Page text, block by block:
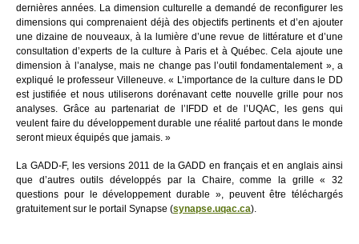
dernières années. La dimension culturelle a demandé de reconfigurer les
dimensions qui comprenaient déjà des objectifs pertinents et d’en ajouter
une dizaine de nouveaux, à la lumière d’une revue de littérature et d’une
consultation d’experts de la culture à Paris et à Québec. Cela ajoute une
dimension à l’analyse, mais ne change pas l’outil fondamentalement », a
expliqué le professeur Villeneuve. « L’importance de la culture dans le DD
est justifiée et nous utiliserons dorénavant cette nouvelle grille pour nos
analyses. Grâce au partenariat de l’IFDD et de l’UQAC, les gens qui
veulent faire du développement durable une réalité partout dans le monde
seront mieux équipés que jamais. »
La GADD-F, les versions 2011 de la GADD en français et en anglais ainsi
que d’autres outils développés par la Chaire, comme la grille « 32
questions pour le développement durable », peuvent être téléchargés
gratuitement sur le portail Synapse (synapse.uqac.ca).